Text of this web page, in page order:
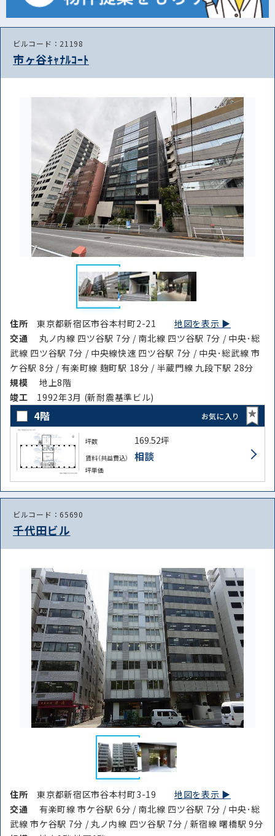
ビルコード：21198
市ヶ谷ｷｬﾅﾙｺｰﾄ
住所東京都新宿区市谷本村町2-21地図を表示 ▶︎
交通
丸ノ内線 四ツ谷駅 7分 / 南北線 四ツ谷駅 7分 / 中央･総
武線 四ツ谷駅 7分 / 中央線快速 四ツ谷駅 7分 / 中央･総武線 市
ケ谷駅 8分 / 有楽町線 麹町駅 18分 / 半蔵門線 九段下駅 28分
規模
地上8階
竣⼯ 1992年3月 (新耐震基準ビル)
4階 お気に入り
坪数 169.52坪
賃料（共益費込） 相談
坪単価
ビルコード：65690
千代田ビル
住所東京都新宿区市谷本村町3-19地図を表示 ▶︎
交通
有楽町線 市ケ谷駅 6分 / 南北線 四ツ谷駅 7分 / 中央･総
武線 市ケ谷駅 7分 / 丸ノ内線 四ツ谷駅 7分 / 新宿線 曙橋駅 9分